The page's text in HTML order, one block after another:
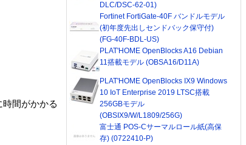
間がかかる
DLC/DSC-62-01)
Fortinet FortiGate-40F バンドルモデル
(初年度先出しセンドバック保守付)
(FG-40F-BDL-US)
PLAT'HOME OpenBlocks A16 Debian
11搭載モデル (OBSA16/D11A)
PLAT'HOME OpenBlocks IX9 Windows
10 IoT Enterprise 2019 LTSC搭載
256GBモデル
(OBSIX9/W/L1809/256G)
富士通 POS-Cサーマルロール紙(高保
存) (0722410-P)